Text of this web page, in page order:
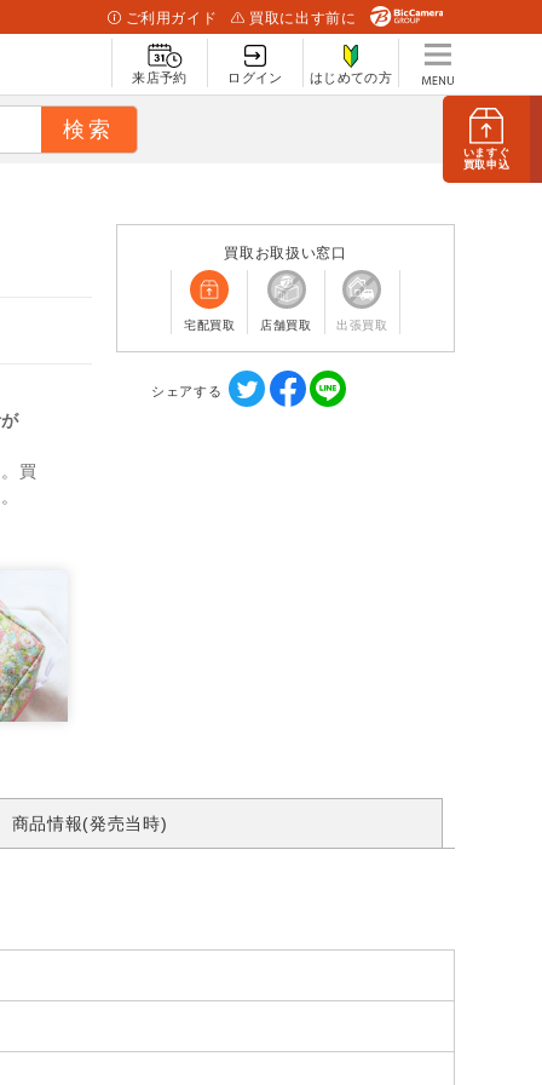
いますぐ
買取申込
ご利用ガイド 買取に出す前に
来店予約 ログイン はじめての方
買
買取お取扱い窓口
宅配買取 店舗買取 出張買取
シェアする
商品情報(発売当時)